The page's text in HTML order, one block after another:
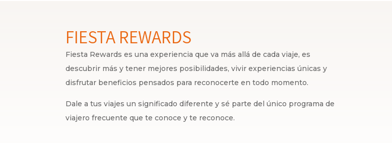
FIESTA REWARDS
Fiesta Rewards es una experiencia que va más allá de cada viaje, es
descubrir más y tener mejores posibilidades, vivir experiencias únicas y
disfrutar beneficios pensados para reconocerte en todo momento.
Dale a tus viajes un significado diferente y sé parte del único programa de
viajero frecuente que te conoce y te reconoce.